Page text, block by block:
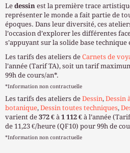
Le dessin est la première trace
représenter le monde a fait partie de
époques. Dans leur diversité, ces
l’occasion d’explorer les différentes
s’appuyant sur la solide base technique
Les tarifs des ateliers de Carnets de
l’année (Tarif TA), soit un tarif
99h de cours/an*.
*Information non contractuelle
Les tarifs des ateliers de Dessin, Dessin
botanique, Dessin toutes techniques,
varient de 372 € à 1 112 € à l’année
de 11,23 €/heure (QF10) pour 99h de
*Information non contractuelle